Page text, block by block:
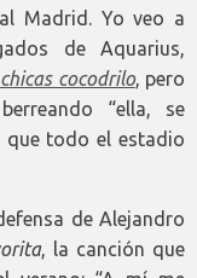
Madrid. Yo veo a
de Aquarius,
cocodrilo, pero
“ella, se
que todo el estadio
de Alejandro
, la canción que